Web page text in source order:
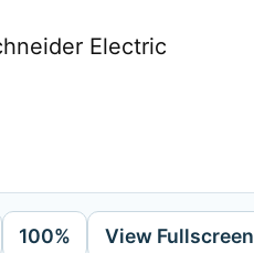
Electric
100% View Fullscreen